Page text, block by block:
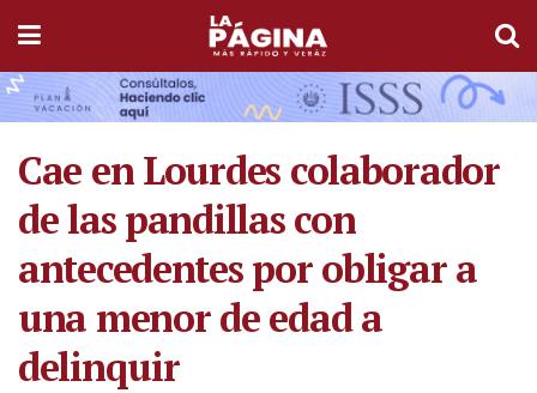
Cae en Lourdes colaborador
de las pandillas con
antecedentes por obligar a
una menor de edad a
delinquir